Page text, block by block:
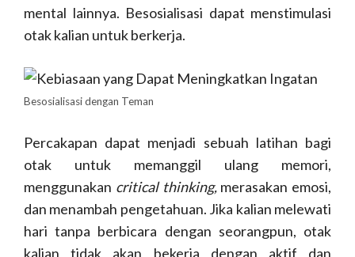
mental lainnya. Besosialisasi dapat menstimulasi
otak kalian untuk berkerja.
Besosialisasi dengan Teman
Percakapan dapat menjadi sebuah latihan bagi
otak untuk memanggil ulang memori,
menggunakan critical thinking, merasakan emosi,
dan menambah pengetahuan. Jika kalian melewati
hari tanpa berbicara dengan seorangpun, otak
kalian tidak akan bekerja dengan aktif dan